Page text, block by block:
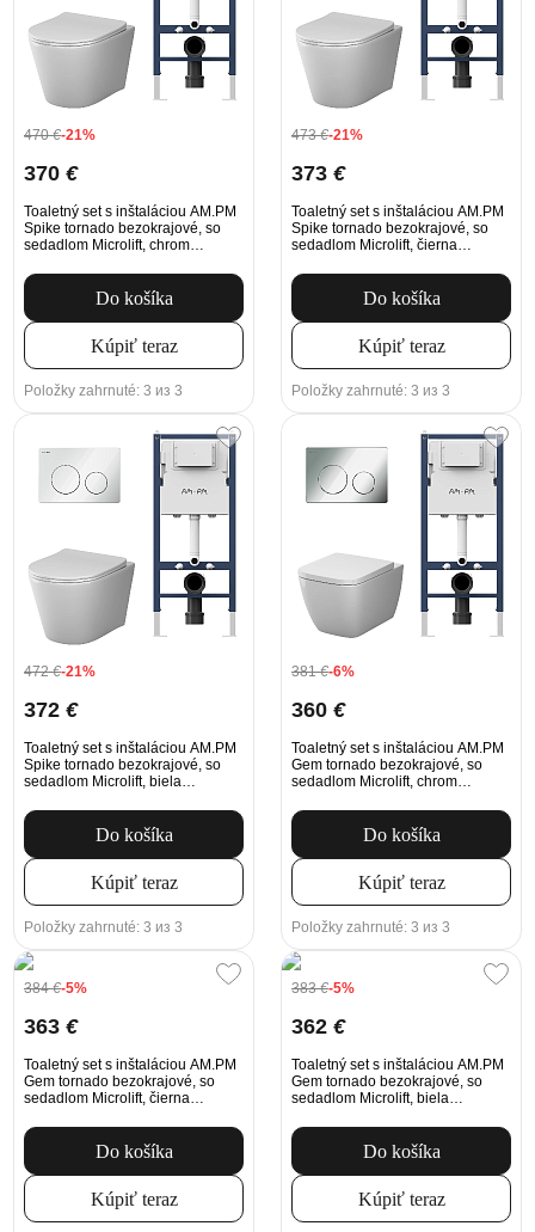
470€-21%
370 €
Toaletný set s inštaláciou AM.PM
Spike tornado bezokrajové, so
sedadlom Microlift, chrom
splachovanie
Do košíka
Kúpiť teraz
Položky zahrnuté: 3 из 3
473€-21%
373 €
Toaletný set s inštaláciou AM.PM
Spike tornado bezokrajové, so
sedadlom Microlift, čierna
splachovanie
Do košíka
Kúpiť teraz
Položky zahrnuté: 3 из 3
472€-21%
372 €
Toaletný set s inštaláciou AM.PM
Spike tornado bezokrajové, so
sedadlom Microlift, biela
splachovanie
Do košíka
Kúpiť teraz
Položky zahrnuté: 3 из 3
381€-6%
360 €
Toaletný set s inštaláciou AM.PM
Gem tornado bezokrajové, so
sedadlom Microlift, chrom
splachovanie
Do košíka
Kúpiť teraz
Položky zahrnuté: 3 из 3
384€-5%
363 €
Toaletný set s inštaláciou AM.PM
Gem tornado bezokrajové, so
sedadlom Microlift, čierna
splachovanie
Do košíka
Kúpiť teraz
383€-5%
362 €
Toaletný set s inštaláciou AM.PM
Gem tornado bezokrajové, so
sedadlom Microlift, biela
splachovanie
Do košíka
Kúpiť teraz